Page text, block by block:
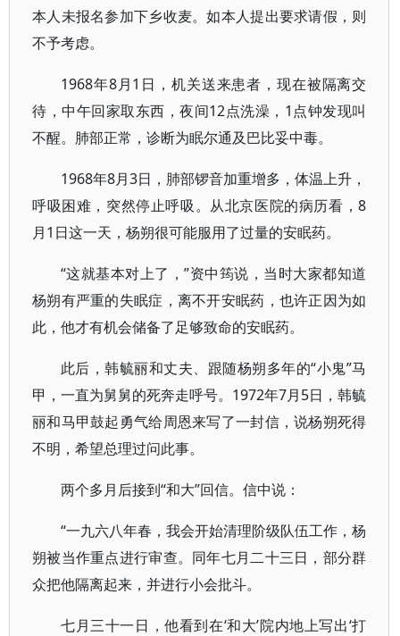
本人未报名参加下乡收麦。如本人提出要求请假，则
不予考虑。
1968年8月1日，机关送来患者，现在被隔离交
待，中午回家取东西，夜间12点洗澡，1点钟发现叫
不醒。肺部正常，诊断为眠尔通及巴比妥中毒。
1968年8月3日，肺部锣音加重增多，体温上升，
呼吸困难，突然停止呼吸。从北京医院的病历看，8
月1日这一天，杨朔很可能服用了过量的安眠药。
“这就基本对上了，”资中筠说，当时大家都知道
杨朔有严重的失眠症，离不开安眠药，也许正因为如
此，他才有机会储备了足够致命的安眠药。
此后，韩毓丽和丈夫、跟随杨朔多年的“小鬼”马
甲，一直为舅舅的死奔走呼号。1972年7月5日，韩毓
丽和马甲鼓起勇气给周恩来写了一封信，说杨朔死得
不明，希望总理过问此事。
两个多月后接到“和大”回信。信中说：
“一九六八年春，我会开始清理阶级队伍工作，杨
朔被当作重点进行审查。同年七月二十三日，部分群
众把他隔离起来，并进行小会批斗。
七月三十一日，他看到在‘和大’院内地上写出‘打